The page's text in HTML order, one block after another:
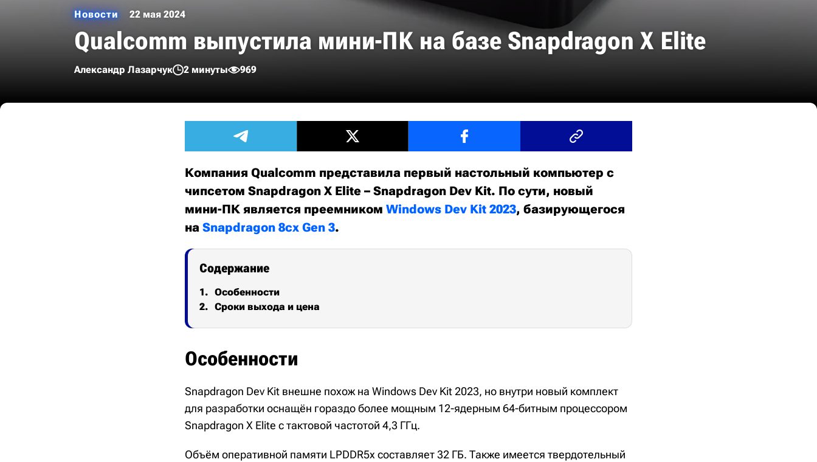
Новости 22 мая 2024
Qualcomm выпустила мини-ПК на базе Snapdragon X Elite
Александр Лазарчук 2 минуты 969
Компания Qualcomm представила первый настольный компьютер с
чипсетом Snapdragon X Elite – Snapdragon Dev Kit. По сути, новый
мини-ПК является преемником Windows Dev Kit 2023, базирующегося
на Snapdragon 8cx Gen 3.
Содержание
Особенности
Сроки выхода и цена
Особенности
Snapdragon Dev Kit внешне похож на Windows Dev Kit 2023, но внутри новый комплект
для разработки оснащён гораздо более мощным 12-ядерным 64-битным процессором
Snapdragon X Elite с тактовой частотой 4,3 ГГц.
Объём оперативной памяти LPDDR5x составляет 32 ГБ. Также имеется твердотельный